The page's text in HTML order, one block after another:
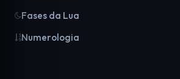
Fases da Lua
Numerologia